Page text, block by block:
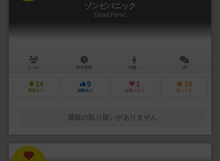
ゾンビパニック
Dead Panic
2～6人 90分前後 13歳～ 1件
14
興味あり
9
経験あり
1
お気に入り
19
持ってる
通販の取り扱いがありません